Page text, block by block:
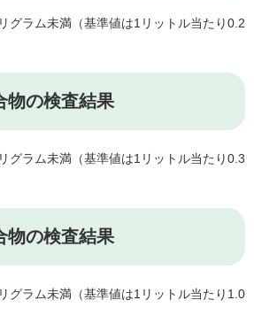
グラム未満（基準値は1リットル当たり0.2
物の検査結果
グラム未満（基準値は1リットル当たり0.3
物の検査結果
グラム未満（基準値は1リットル当たり1.0